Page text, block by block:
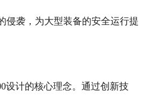
侵袭，为大型装备的安全运行提
设计的核心理念。通过创新技